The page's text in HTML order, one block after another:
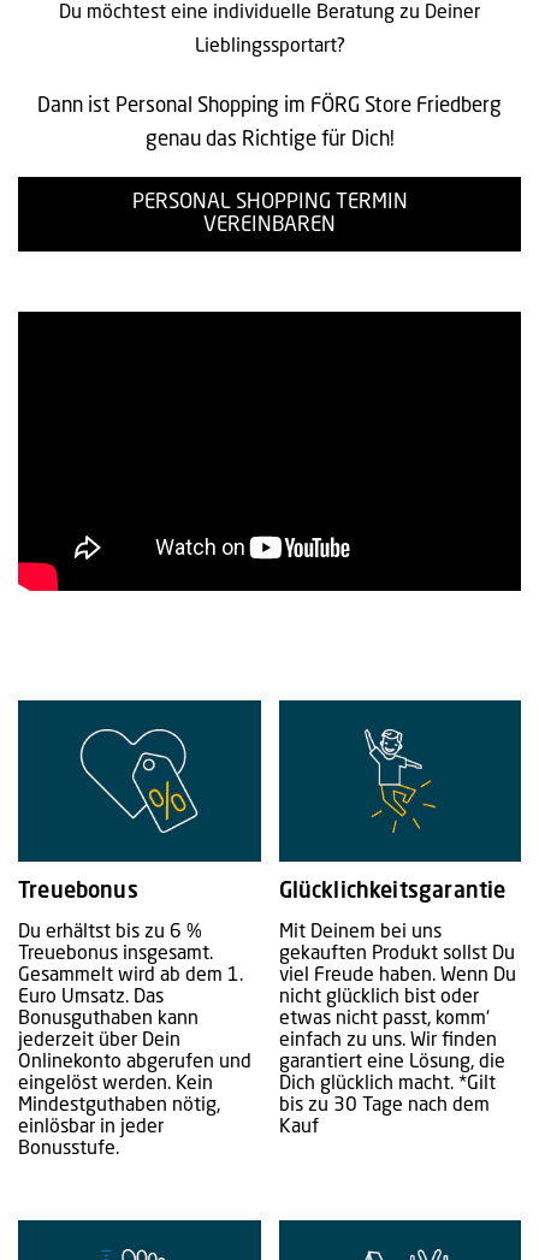
Du möchtest eine individuelle Beratung zu Deiner
Lieblingssportart?
Dann ist Personal Shopping im FÖRG Store Friedberg
genau das Richtige für Dich!
PERSONAL SHOPPING TERMIN
VEREINBAREN
Treuebonus
Du erhältst bis zu 6 %
Treuebonus insgesamt.
Gesammelt wird ab dem 1.
Euro Umsatz. Das
Bonusguthaben kann
jederzeit über Dein
Onlinekonto abgerufen und
eingelöst werden. Kein
Mindestguthaben nötig,
einlösbar in jeder
Bonusstufe.
Glücklichkeitsgarantie
Mit Deinem bei uns
gekauften Produkt sollst Du
viel Freude haben. Wenn Du
nicht glücklich bist oder
etwas nicht passt, komm‘
einfach zu uns. Wir finden
garantiert eine Lösung, die
Dich glücklich macht. *Gilt
bis zu 30 Tage nach dem
Kauf